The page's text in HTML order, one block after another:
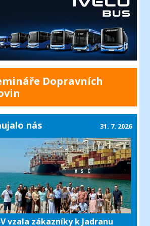
Dopravních
nás
vzala zákazníky k Jadranu
31. 7. 2026